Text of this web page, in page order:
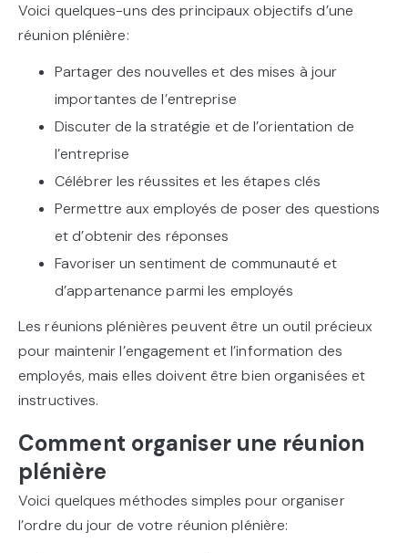
Voici quelques-uns des principaux objectifs d’une
réunion plénière:
Partager des nouvelles et des mises à jour
importantes de l’entreprise
Discuter de la stratégie et de l’orientation de
l’entreprise
Célébrer les réussites et les étapes clés
Permettre aux employés de poser des questions
et d’obtenir des réponses
Favoriser un sentiment de communauté et
d’appartenance parmi les employés
Les réunions plénières peuvent être un outil précieux
pour maintenir l’engagement et l’information des
employés, mais elles doivent être bien organisées et
instructives.
Comment organiser une réunion
plénière
Voici quelques méthodes simples pour organiser
l’ordre du jour de votre réunion plénière: